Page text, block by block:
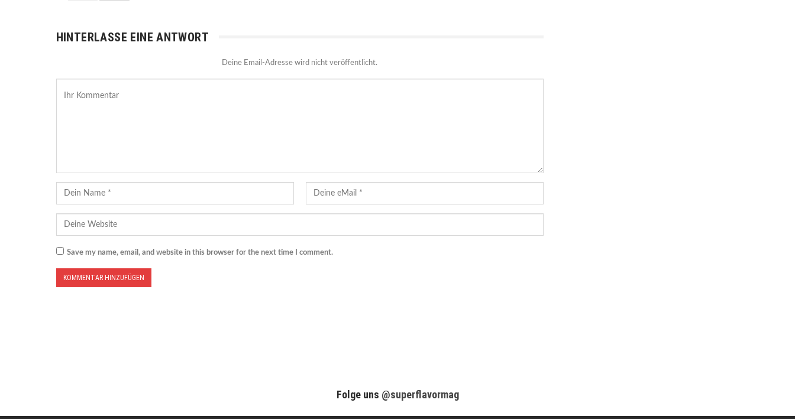
HINTERLASSE EINE ANTWORT
Deine Email-Adresse wird nicht veröffentlicht.
Save my name, email, and website in this browser for the next time I comment.
Folge uns @superflavormag